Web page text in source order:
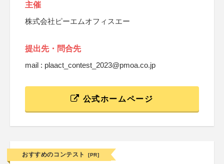
主催
株式会社ピーエムオフィスエー
提出先・問合先
mail : plaact_contest_2023@pmoa.co.jp
公式ホームページ
おすすめのコンテスト [PR]